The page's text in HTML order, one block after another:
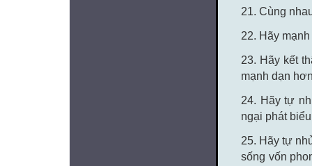
21. Cùng
22. Hãy
23. Hãy kết
mạnh dạn
24. Hãy tự
ngại phát
25. Hãy tự
sống vốn